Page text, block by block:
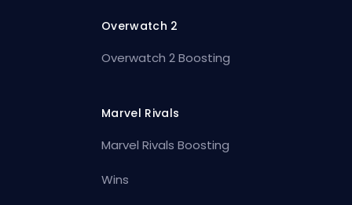
Overwatch 2
Overwatch 2 Boosting
Marvel Rivals
Marvel Rivals Boosting
Wins